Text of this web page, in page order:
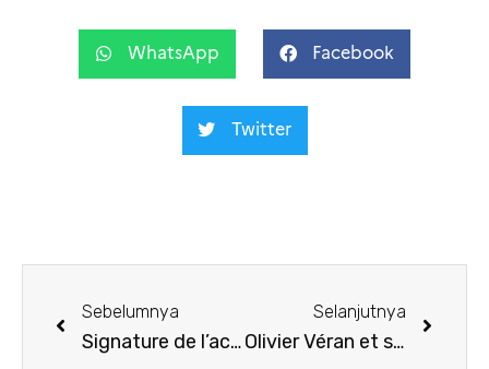
WhatsApp Facebook
Twitter
Sebelumnya
Signature de l’accord de coopération pour le concours de piano Ananda Sukarlan Award 2022
Selanjutnya
Olivier Véran et son homologue, Budi G. Sadikin, unis pour lutter contre la tuberculose